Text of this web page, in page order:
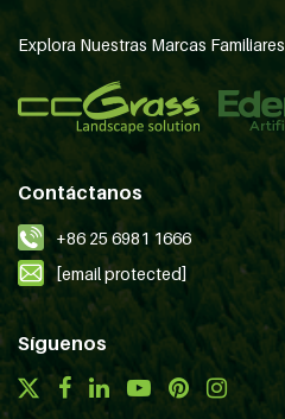
Explora Nuestras Marcas Familiares
Contáctanos
+86 25 6981 1666
[email protected]
Síguenos